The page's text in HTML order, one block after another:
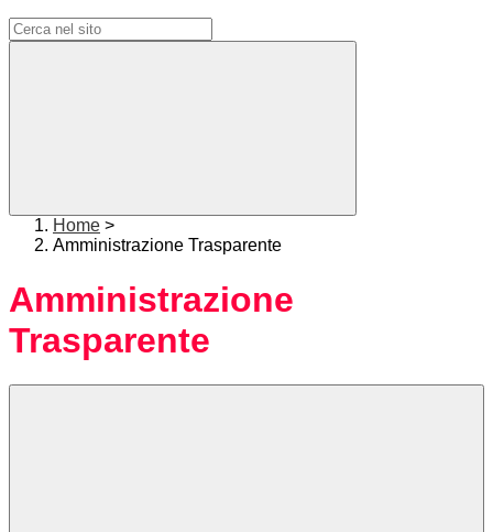
Home >
Amministrazione Trasparente
Amministrazione
Trasparente